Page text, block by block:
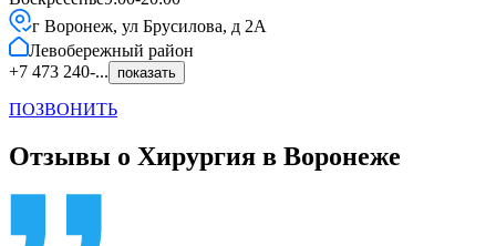
г Воронеж, ул Брусилова, д 2А
Левобережный район
+7 473 240-...
показать
ПОЗВОНИТЬ
Отзывы о Хирургия в Воронеже